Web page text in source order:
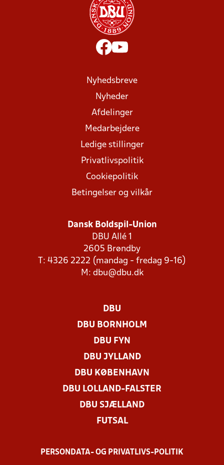
Nyhedsbreve
Nyheder
Afdelinger
Medarbejdere
Ledige stillinger
Privatlivspolitik
Cookiepolitik
Betingelser og vilkår
Dansk Boldspil-Union
DBU Allé 1
2605 Brøndby
T: 4326 2222 (mandag - fredag 9-16)
M: dbu@dbu.dk
DBU
DBU BORNHOLM
DBU FYN
DBU JYLLAND
DBU KØBENHAVN
DBU LOLLAND-FALSTER
DBU SJÆLLAND
FUTSAL
PERSONDATA- OG PRIVATLIVS-POLITIK